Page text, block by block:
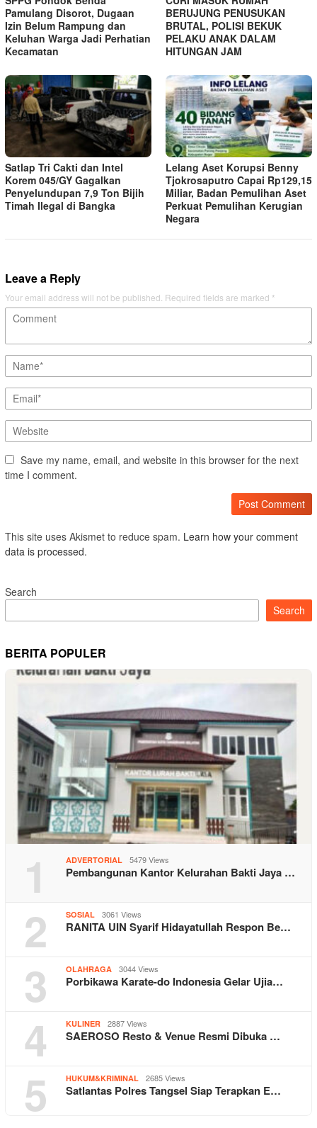
Pamulang Disorot, Dugaan
Izin Belum Rampung dan
Keluhan Warga Jadi Perhatian
Kecamatan
BERUJUNG PENUSUKAN
BRUTAL, POLISI BEKUK
PELAKU ANAK DALAM
HITUNGAN JAM
Satlap Tri Cakti dan Intel
Korem 045/GY Gagalkan
Penyelundupan 7,9 Ton Bijih
Timah Ilegal di Bangka
Lelang Aset Korupsi Benny
Tjokrosaputro Capai Rp129,15
Miliar, Badan Pemulihan Aset
Perkuat Pemulihan Kerugian
Negara
Leave a Reply
Your email address will not be published. Required fields are marked *
Save my name, email, and website in this browser for the next
time I comment.
This site uses Akismet to reduce spam. Learn how your comment
data is processed.
Search
Search
BERITA POPULER
1 ADVERTORIAL 5479 Views
Pembangunan Kantor Kelurahan Bakti Jaya …
2 SOSIAL 3061 Views
RANITA UIN Syarif Hidayatullah Respon Be…
3 OLAHRAGA 3044 Views
Porbikawa Karate-do Indonesia Gelar Ujia…
4 KULINER 2887 Views
SAEROSO Resto & Venue Resmi Dibuka …
5 HUKUM&KRIMINAL 2685 Views
Satlantas Polres Tangsel Siap Terapkan E…